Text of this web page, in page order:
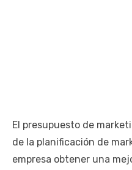
El presupuesto de
de la planificación de
empresa obtener una